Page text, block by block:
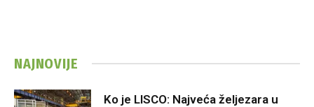
NAJNOVIJE
Ko je LISCO: Najveća željezara u